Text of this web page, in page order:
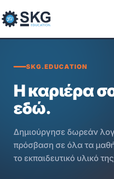
στο
περιεχόμενο
SKG.EDUCATION
Η καριέρα
εδώ.
Δημιούργησε δωρεάν
πρόσβαση σε όλα τα
το εκπαιδευτικό υλικό